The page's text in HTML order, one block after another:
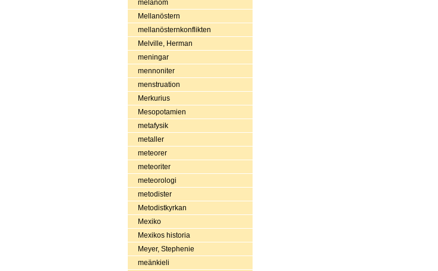
melanom
Mellanöstern
mellanösternkonflikten
Melville, Herman
meningar
mennoniter
menstruation
Merkurius
Mesopotamien
metafysik
metaller
meteorer
meteoriter
meteorologi
metodister
Metodistkyrkan
Mexiko
Mexikos historia
Meyer, Stephenie
meänkieli